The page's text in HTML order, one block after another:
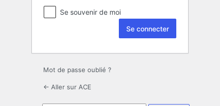
Se souvenir de moi
Mot de passe oublié ?
← Aller sur ACE